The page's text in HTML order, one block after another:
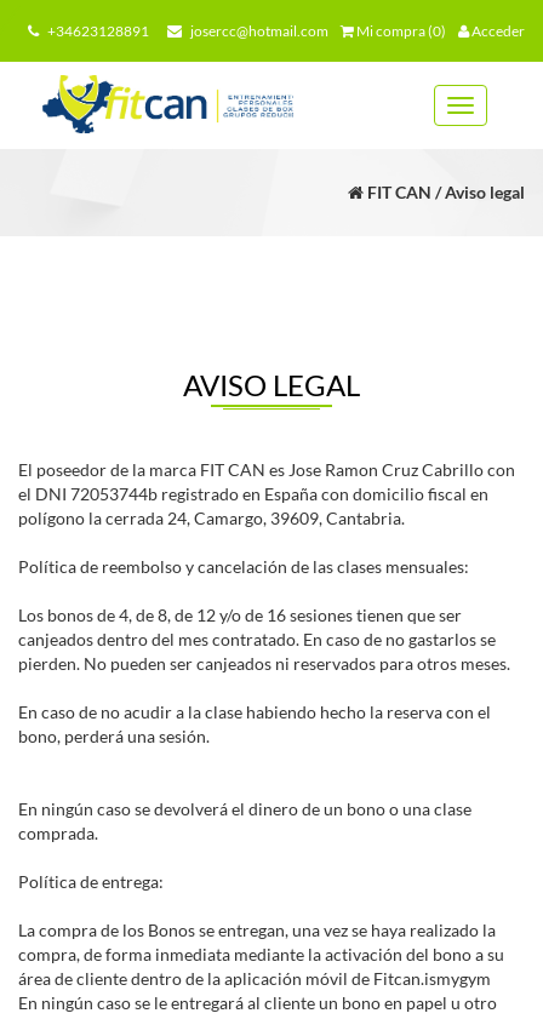
+34623128891 josercc@hotmail.com Mi compra (0) Acceder
Toggle
navigation
FIT CAN / Aviso legal
AVISO LEGAL
El poseedor de la marca FIT CAN es Jose Ramon Cruz Cabrillo con
el DNI 72053744b registrado en España con domicilio fiscal en
polígono la cerrada 24, Camargo, 39609, Cantabria.
Política de reembolso y cancelación de las clases mensuales:
Los bonos de 4, de 8, de 12 y/o de 16 sesiones tienen que ser
canjeados dentro del mes contratado. En caso de no gastarlos se
pierden. No pueden ser canjeados ni reservados para otros meses.
En caso de no acudir a la clase habiendo hecho la reserva con el
bono, perderá una sesión.
En ningún caso se devolverá el dinero de un bono o una clase
comprada.
Política de entrega:
La compra de los Bonos se entregan, una vez se haya realizado la
compra, de forma inmediata mediante la activación del bono a su
área de cliente dentro de la aplicación móvil de Fitcan.ismygym
En ningún caso se le entregará al cliente un bono en papel u otro